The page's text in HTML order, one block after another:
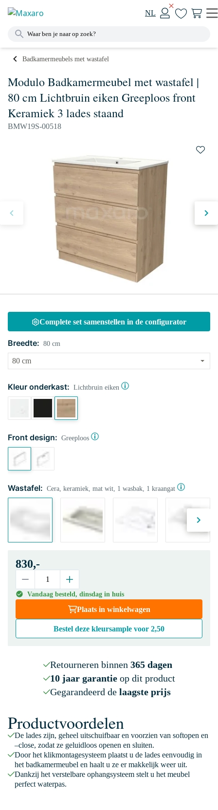
NL
Badkamermeubels met wastafel
Modulo Badkamermeubel met wastafel |
80 cm Lichtbruin eiken Greeploos front
Keramiek 3 lades staand
BMW19S-00518
Complete set samenstellen in de configurator
Breedte: 80 cm
Kleur onderkast: Lichtbruin eiken
Front design: Greeploos
Wastafel: Cera, keramiek, mat wit, 1 wasbak, 1 kraangat
830,-
Vandaag besteld, dinsdag in huis
Plaats in winkelwagen
Bestel deze kleursample voor 2,50
Retourneren binnen 365 dagen
10 jaar garantieop dit product
Gegarandeerd de laagste prijs
Productvoordelen
De lades zijn, geheel uitschuifbaar en voorzien van softopen en
–close, zodat ze geluidloos openen en sluiten.
Door het klikmontagesysteem plaatst u de lades eenvoudig in
het badkamermeubel en haalt u ze er makkelijk weer uit.
Dankzij het verstelbare ophangsysteem stelt u het meubel
perfect waterpas.